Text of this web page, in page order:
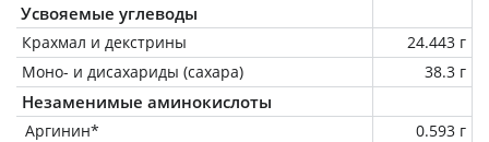
Усвояемые углеводы
Крахмал и декстрины
24.443 г
Моно- и дисахариды (сахара)
38.3 г
Незаменимые аминокислоты
Аргинин*
0.593 г